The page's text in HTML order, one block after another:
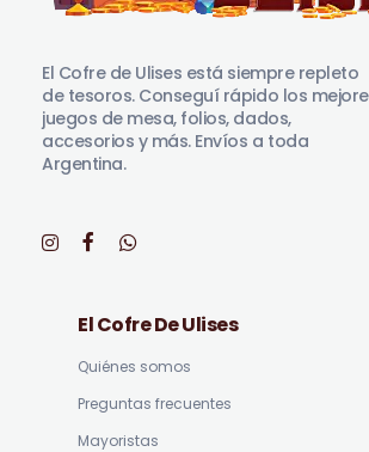
El Cofre de Ulises está siempre repleto
de tesoros. Conseguí rápido los
juegos de mesa, folios, dados,
accesorios y más. Envíos a toda
Argentina.
El Cofre De Ulises
Quiénes somos
Preguntas frecuentes
Mayoristas